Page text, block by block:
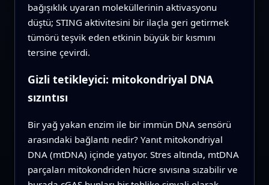
bağışıklık uyaran moleküllerinin aktivasyonu
düştü; STING aktivitesini bir ilaçla geri getirmek
tümörü teşvik eden etkinin büyük bir kısmını
tersine çevirdi.
Gizli tetikleyici: mitokondriyal DNA
sızıntısı
Bir yağ yakan enzim ile bir immün DNA sensörü
arasındaki bağlantı nedir? Yanıt mitokondriyal
DNA (mtDNA) içinde yatıyor. Stres altında, mtDNA
parçaları mitokondriden hücre sıvısına sızabilir ve